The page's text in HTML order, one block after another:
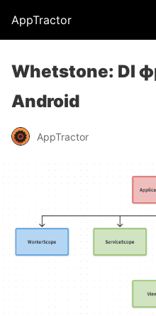
AppTractor
Whetstone: DI
Android
AppTractor